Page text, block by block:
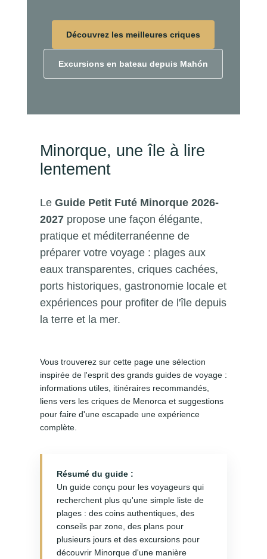
Découvrez les meilleures criques
Excursions en bateau depuis Mahón
Minorque, une île à lire
lentement
Le Guide Petit Futé Minorque 2026-
2027propose une façon élégante,
pratique et méditerranéenne de
préparer votre voyage : plages aux
eaux transparentes, criques cachées,
ports historiques, gastronomie locale et
expériences pour profiter de l'île depuis
la terre et la mer.
Vous trouverez sur cette page une sélection
inspirée de l'esprit des grands guides de voyage :
informations utiles, itinéraires recommandés,
liens vers les criques de Menorca et suggestions
pour faire d'une escapade une expérience
complète.
Résumé du guide :
Un guide conçu pour les voyageurs qui
recherchent plus qu'une simple liste de
plages : des coins authentiques, des
conseils par zone, des plans pour
plusieurs jours et des excursions pour
découvrir Minorque d'une manière